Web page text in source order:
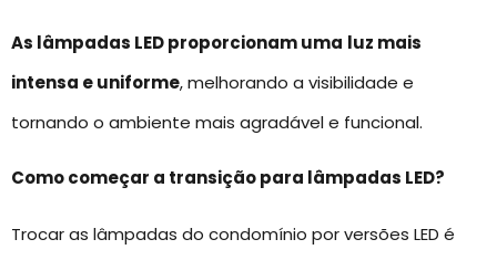
As lâmpadas LED proporcionam uma luz mais
intensa e uniforme, melhorando a visibilidade e
tornando o ambiente mais agradável e funcional.
Como começar a transição para lâmpadas LED?
Trocar as lâmpadas do condomínio por versões LED é